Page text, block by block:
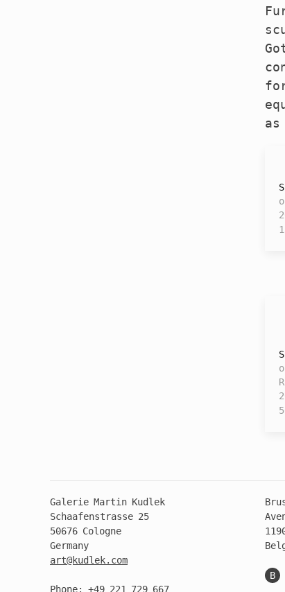
Galerie Martin Kudlek
Schaafenstrasse 25
50676 Cologne
Germany
art@kudlek.com
Phone: +49 221 729 667
B